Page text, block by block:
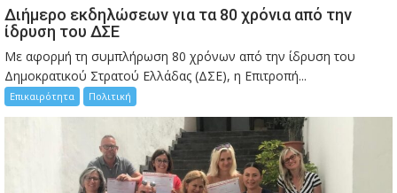
Διήμερο εκδηλώσεων για τα 80 χρόνια από την
ίδρυση του ΔΣΕ
Με αφορμή τη συμπλήρωση 80 χρόνων από την ίδρυση του
Δημοκρατικού Στρατού Ελλάδας (ΔΣΕ), η Επιτροπή...
Επικαιρότητα Πολιτική